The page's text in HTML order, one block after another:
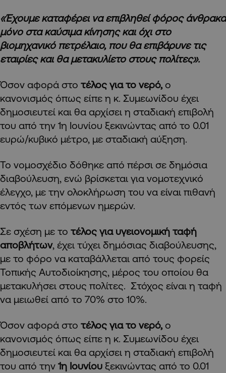
«Έχουμε καταφέρει να επιβληθεί φόρος άνθρακα
μόνο στα καύσιμα κίνησης και όχι στο
βιομηχανικό πετρέλαιο, που θα επιβάρυνε τις
εταιρίες και θα μετακυλίετο στους πολίτες».
Όσον αφορά στο τέλος για το νερό, ο
κανονισμός όπως είπε η κ. Συμεωνίδου έχει
δημοσιευτεί και θα αρχίσει η σταδιακή επιβολή
του από την 1η Ιουνίου ξεκινώντας από το 0.01
ευρώ/κυβικό μέτρο, με σταδιακή αύξηση.
Το νομοσχέδιο δόθηκε από πέρσι σε δημόσια
διαβούλευση, ενώ βρίσκεται για νομοτεχνικό
έλεγχο, με την ολοκλήρωση του να είναι πιθανή
εντός των επόμενων ημερών.
Σε σχέση με το τέλος για υγειονομική ταφή
αποβλήτων, έχει τύχει δημόσιας διαβούλευσης,
με το φόρο να καταβάλλεται από τους φορείς
Τοπικής Αυτοδιοίκησης, μέρος του οποίου θα
μετακυλήσει στους πολίτες. Στόχος είναι η ταφή
να μειωθεί από το 70% στο 10%.
Όσον αφορά στο τέλος για το νερό, ο
κανονισμός όπως είπε η κ. Συμεωνίδου έχει
δημοσιευτεί και θα αρχίσει η σταδιακή επιβολή
του από την 1η Ιουνίου ξεκινώντας από το 0.01